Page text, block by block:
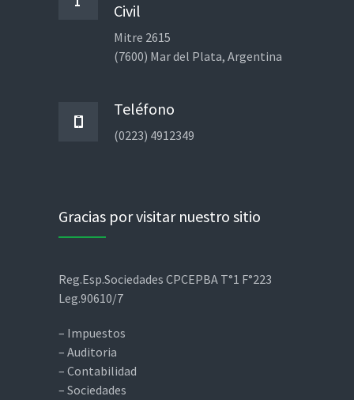
Civil
Mitre 2615
(7600) Mar del Plata, Argentina
Teléfono
(0223) 4912349
Gracias por visitar nuestro sitio
Reg.Esp.Sociedades CPCEPBA T°1 F°223
Leg.90610/7
– Impuestos
– Auditoria
– Contabilidad
– Sociedades